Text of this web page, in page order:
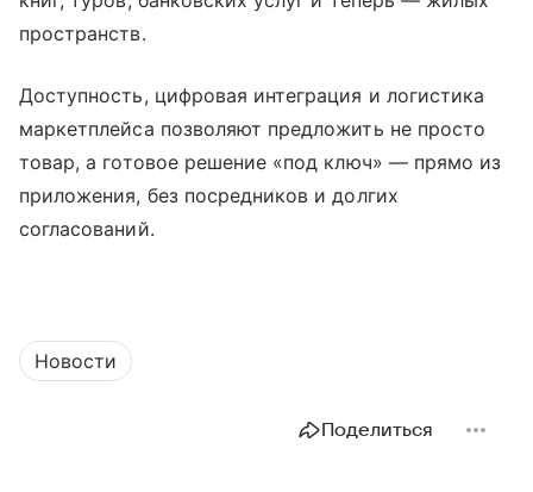
пространств.
Доступность, цифровая интеграция и логистика
маркетплейса позволяют предложить не просто
товар, а готовое решение «под ключ» — прямо из
приложения, без посредников и долгих
согласований.
Новости
Поделиться